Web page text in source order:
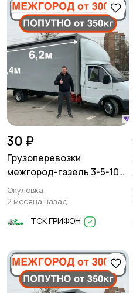
30 ₽
Грузоперевозки
межгород-газель 3-5-10
тонн
Окуловка
2 месяца назад
ТСК ГРИФОН